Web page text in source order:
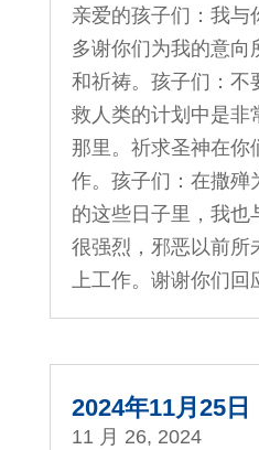
亲爱的孩子们：我与
多谢你们为我的意向
和祈祷。孩子们：不
救人类的计划中是非
那里。祈求圣神在你
作。孩子们：在撒殚
的这些日子里，我也
很强烈，邪恶以前所
上工作。谢谢你们回
2024年11月25日
11 月 26, 2024